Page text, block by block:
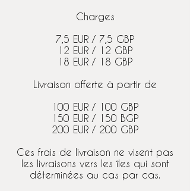
Charges
7,5 EUR / 7,5 GBP
12 EUR / 12 GBP
18 EUR / 18 GBP
Livraison offerte à partir de
100 EUR / 100 GBP
150 EUR / 150 BGP
200 EUR / 200 GBP
Ces frais de livraison ne visent pas
les livraisons vers les îles qui sont
déterminées au cas par cas.